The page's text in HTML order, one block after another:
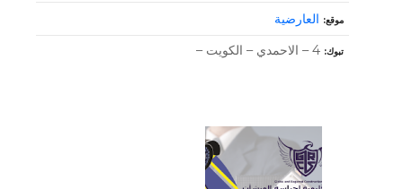
موقع العارضية
تبوك 4 – الاحمدي – الكويت –